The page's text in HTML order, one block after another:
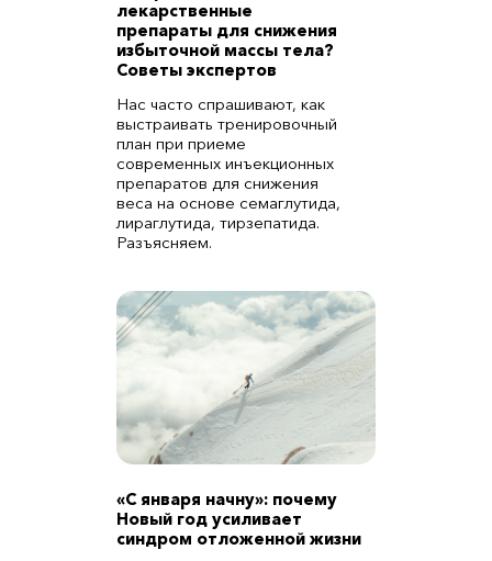
лекарственные
препараты для снижения
избыточной массы тела?
Советы экспертов
Нас часто спрашивают, как
выстраивать тренировочный
план при приеме
современных инъекционных
препаратов для снижения
веса на основе семаглутида,
лираглутида, тирзепатида.
Разъясняем.
«С января начну»: почему
Новый год усиливает
синдром отложенной жизни